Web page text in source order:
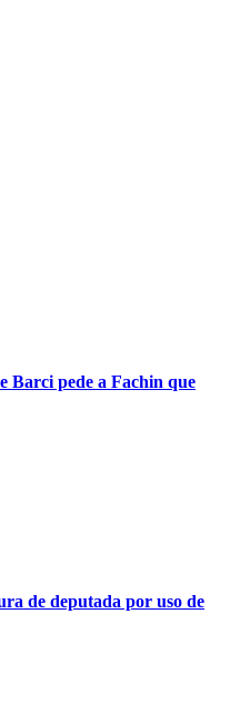
Barci pede a Fachin que
de deputada por uso de